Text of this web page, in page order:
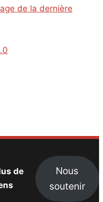
de la dernière
de
Nous
soutenir